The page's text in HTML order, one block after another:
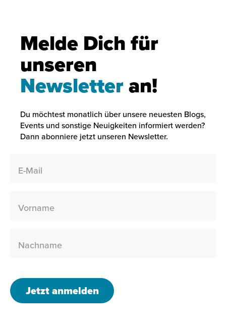
Melde Dich für
unseren
Newsletteran!
Du möchtest monatlich über unsere neuesten Blogs,
Events und sonstige Neuigkeiten informiert werden?
Dann abonniere jetzt unseren Newsletter.
E-Mail
Vorname
Nachname
Jetzt anmelden